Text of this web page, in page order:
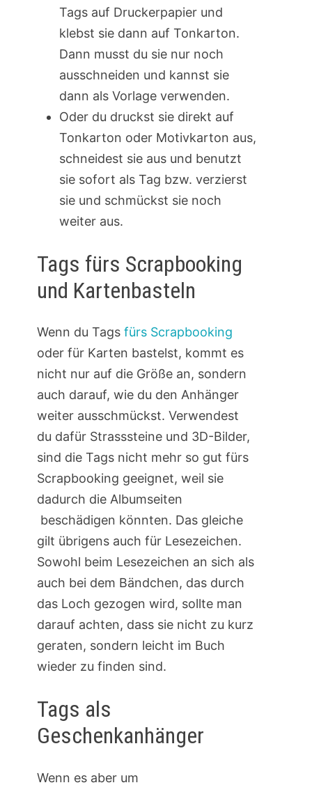
Tags auf Druckerpapier und
klebst sie dann auf Tonkarton.
Dann musst du sie nur noch
ausschneiden und kannst sie
dann als Vorlage verwenden.
Oder du druckst sie direkt auf
Tonkarton oder Motivkarton aus,
schneidest sie aus und benutzt
sie sofort als Tag bzw. verzierst
sie und schmückst sie noch
weiter aus.
Tags fürs Scrapbooking
und Kartenbasteln
Wenn du Tags fürs Scrapbooking
oder für Karten bastelst, kommt es
nicht nur auf die Größe an, sondern
auch darauf, wie du den Anhänger
weiter ausschmückst. Verwendest
du dafür Strasssteine und 3D-Bilder,
sind die Tags nicht mehr so gut fürs
Scrapbooking geeignet, weil sie
dadurch die Albumseiten
beschädigen könnten. Das gleiche
gilt übrigens auch für Lesezeichen.
Sowohl beim Lesezeichen an sich als
auch bei dem Bändchen, das durch
das Loch gezogen wird, sollte man
darauf achten, dass sie nicht zu kurz
geraten, sondern leicht im Buch
wieder zu finden sind.
Tags als
Geschenkanhänger
Wenn es aber um